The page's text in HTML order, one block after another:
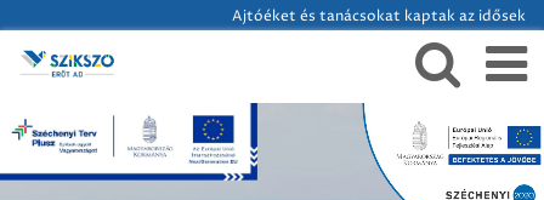
Ajtóéket és tanácsokat kaptak az idősek